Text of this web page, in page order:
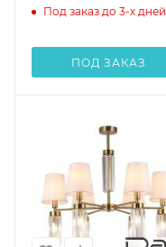
Под заказ до 3-х дней
ПОД ЗАКАЗ